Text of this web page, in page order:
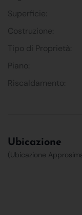
Superficie:
Costruzione:
Tipo di Proprietà:
Piano:
Riscaldamento:
Ubicazione
(Ubicazione